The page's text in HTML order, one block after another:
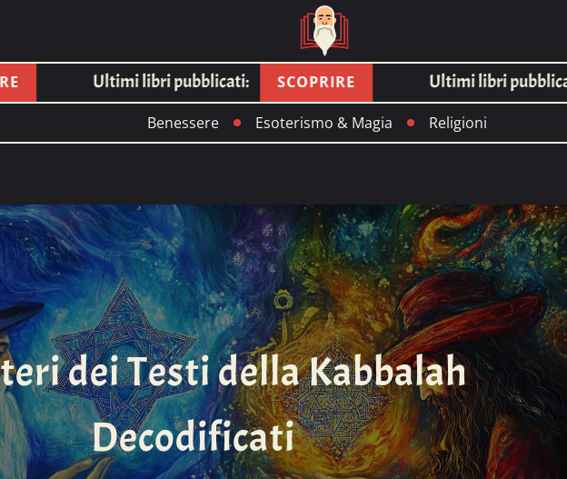
Ultimi libri pubblicati: SCOPRIRE Ultimi libri pubblicati:
Benessere Esoterismo & Magia Religioni
dei Testi della Kabbalah
Decodificati